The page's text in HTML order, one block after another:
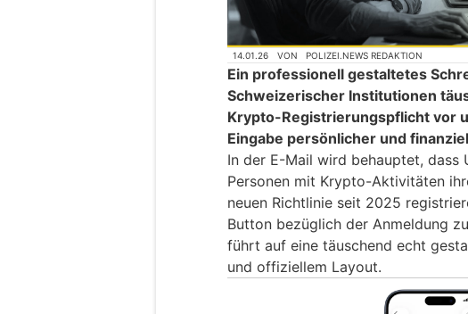
14.01.26 VON POLIZEI.NEWS REDAKTION
Ein professionell gestaltetes
Schweizerischer Institutionen
Krypto-Registrierungspflicht vor
Eingabe persönlicher und
In der E-Mail wird behauptet, dass
Personen mit Krypto-Aktivitäten
neuen Richtlinie seit 2025
Button bezüglich der Anmeldung
führt auf eine täuschend echt
und offiziellem Layout.